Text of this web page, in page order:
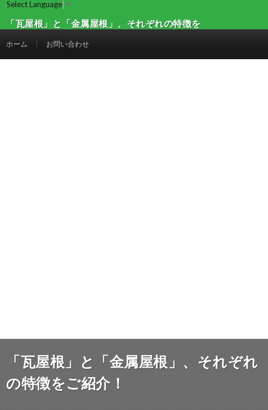
Select Language ▼
「瓦屋根」と「金属屋根」、それぞれの特徴を
ホーム お問い合わせ
「瓦屋根」と「金属屋根」、それぞれ
の特徴をご紹介！